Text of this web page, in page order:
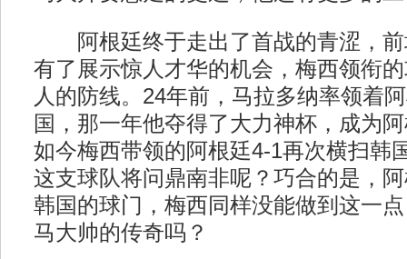
阿根廷终于走出了首战的青涩，前
有了展示惊人才华的机会，梅西领衔
人的防线。24年前，马拉多纳率领着
国，那一年他夺得了大力神杯，成为
如今梅西带领的阿根廷4-1再次横扫韩
这支球队将问鼎南非呢？巧合的是，
韩国的球门，梅西同样没能做到这一
马大帅的传奇吗？